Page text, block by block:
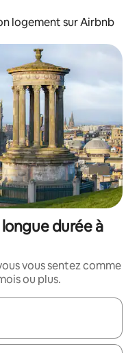
logement sur Airbnb
durée à
vous sentez comme
ou plus.
les flèches vers le